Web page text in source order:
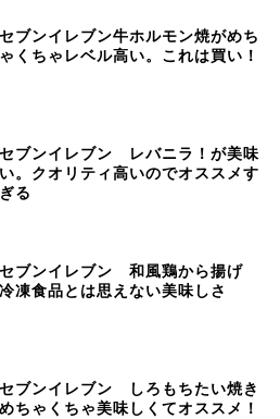
セブンイレブン牛ホルモン焼がめち
ゃくちゃレベル高い。これは買い！
セブンイレブン レバニラ！が美味
い。クオリティ高いのでオススメす
ぎる
セブンイレブン 和風鶏から揚げ
冷凍食品とは思えない美味しさ
セブンイレブン しろもちたい焼き
めちゃくちゃ美味しくてオススメ！